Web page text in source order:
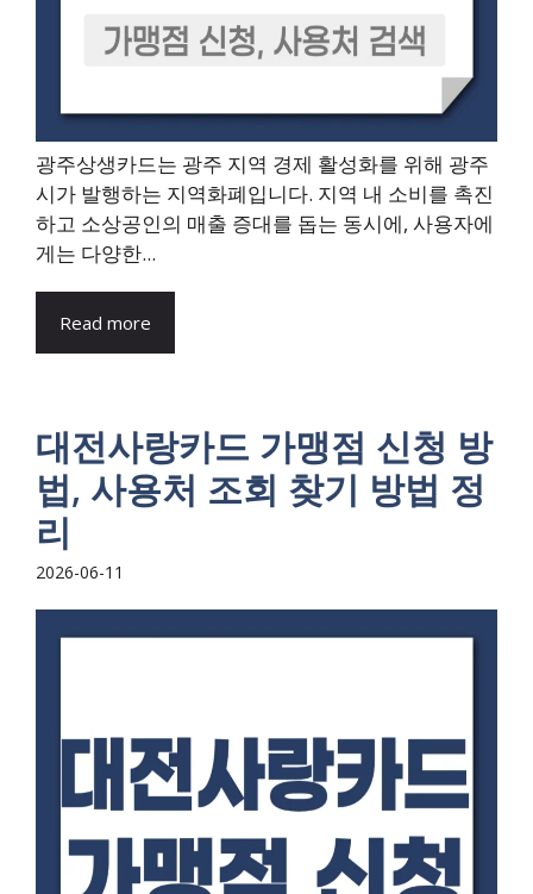
광주상생카드는 광주 지역 경제 활성화를 위해 광주
시가 발행하는 지역화폐입니다. 지역 내 소비를 촉진
하고 소상공인의 매출 증대를 돕는 동시에, 사용자에
게는 다양한...
Read more
대전사랑카드 가맹점 신청 방
법, 사용처 조회 찾기 방법 정
리
2026-06-11